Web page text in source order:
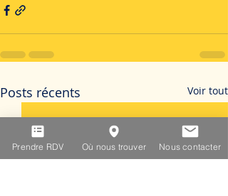
Posts récents Voir tout
Prendre RDV Où nous trouver Nous contacter